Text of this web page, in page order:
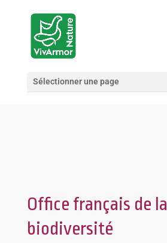
Sélectionner une page
Office français de la
biodiversité